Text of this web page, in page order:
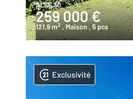
ALES 30
259 000 €
121,9 m2 , Maison, 5 pcs
Exclusivité